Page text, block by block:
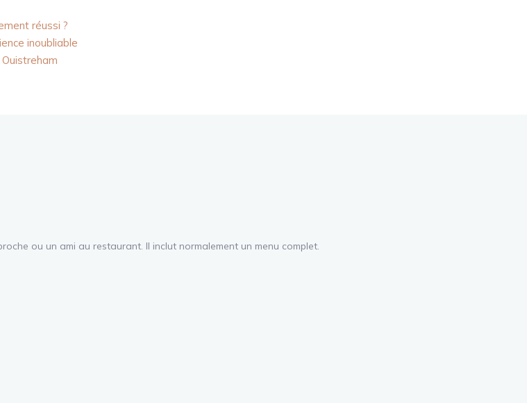
réussi ?
inoubliable
ou un ami au restaurant. Il inclut normalement un menu complet.